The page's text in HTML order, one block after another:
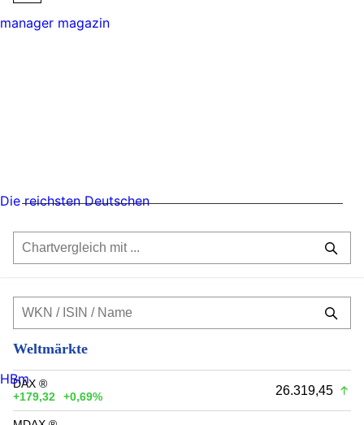
Weltmärkte
DAX ®
+179,32
+0,69% 26.319,45
manager magazin
Die reichsten Deutschen
HBm